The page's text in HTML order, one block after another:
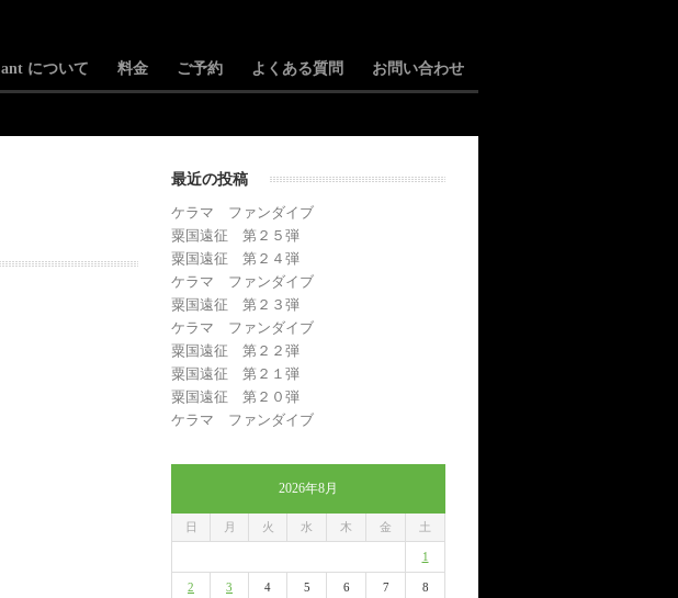
ant について 料金 ご予約 よくある質問 お問い合わせ
最近の投稿
ケラマ ファンダイブ
粟国遠征 第２５弾
粟国遠征 第２４弾
ケラマ ファンダイブ
粟国遠征 第２３弾
ケラマ ファンダイブ
粟国遠征 第２２弾
粟国遠征 第２１弾
粟国遠征 第２０弾
ケラマ ファンダイブ
2026年8月
日 月 火 水 木 金 土
1
2 3 4 5 6 7 8